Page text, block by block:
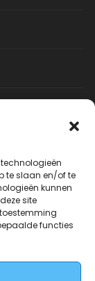
te slaan en/of te
kunnen
site
functies